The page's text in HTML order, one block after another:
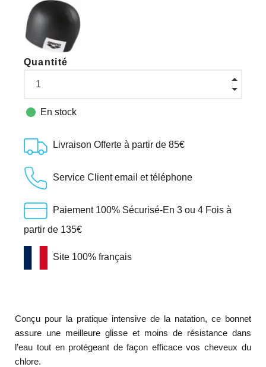
Quantité
 En stock
Livraison Offerte à partir de 85€
Service Client email et téléphone
Paiement 100% Sécurisé-En 3 ou 4 Fois à
partir de 135€
Site 100% français
Conçu pour la pratique intensive de la natation, ce bonnet
assure une meilleure glisse et moins de résistance dans
l’eau tout en protégeant de façon efficace vos cheveux du
chlore.